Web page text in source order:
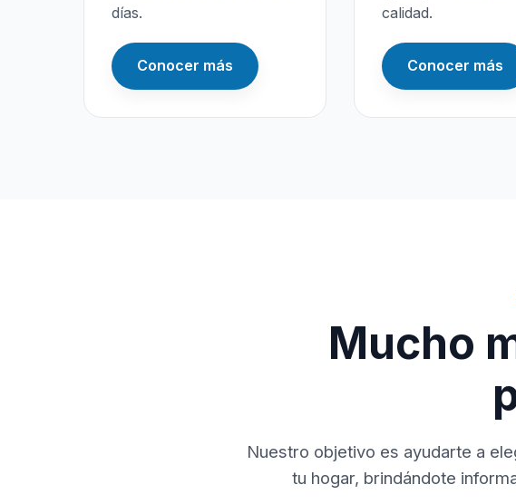
días.
Conocer más
calidad.
Conocer más
Mucho
Nuestro objetivo es ayudarte a
tu hogar, brindándote